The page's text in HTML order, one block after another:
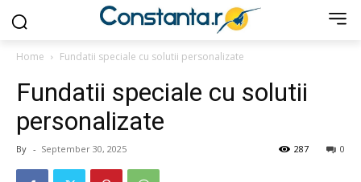
Home Fundatii speciale cu solutii personalizate
Fundatii speciale cu solutii
personalizate
By - September 30, 2025 0
287